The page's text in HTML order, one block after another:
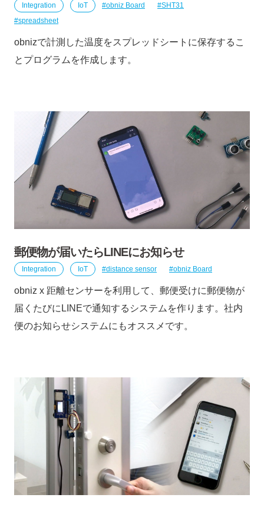
Integration IoT obniz Board
SHT31
spreadsheet
obnizで計測した温度をスプレッドシートに保存するこ
とプログラムを作成します。
郵便物が届いたらLINEにお知らせ
Integration IoT distance sensor obniz Board
obniz x 距離センサーを利用して、郵便受けに郵便物が
届くたびにLINEで通知するシステムを作ります。社内
便のお知らせシステムにもオススメです。